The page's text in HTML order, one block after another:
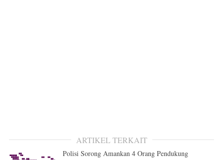
ARTIKEL TERKAIT
Polisi Sorong Amankan 4 Orang Pendukung